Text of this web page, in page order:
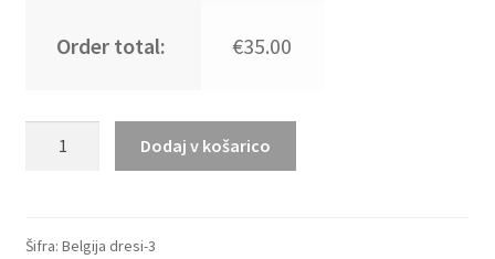
Order total: €35.00
Eden Hazard
Dodaj v košarico
Šifra: Belgija dresi-3